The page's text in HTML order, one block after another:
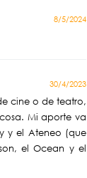
8/5/2024
30/4/2023
cine o de teatro,
Mi aporte va
y el Ateneo (que
el Ocean y el